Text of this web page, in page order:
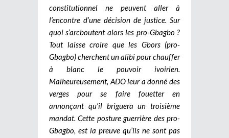
constitutionnel ne peuvent aller à
l’encontre d’une décision de justice. Sur
quoi s’arcboutent alors les pro-Gbagbo ?
Tout laisse croire que les Gbors (pro-
Gbagbo) cherchent un alibi pour chauffer
à blanc le pouvoir ivoirien.
Malheureusement, ADO leur a donné des
verges pour se faire fouetter en
annonçant qu’il briguera un troisième
mandat. Cette posture guerrière des pro-
Gbagbo, est la preuve qu’ils ne sont pas